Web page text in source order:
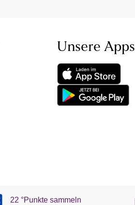
Unsere Apps
22 °Punkte sammeln